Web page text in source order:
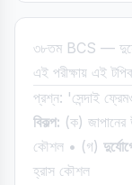
৩৮তম BCS —
এই পরীক্ষায় এই
প্রশ্ন: 'সেন্দাই
বিকল্প: (ক)
কৌশল • (গ)
হ্রাস কৌশল